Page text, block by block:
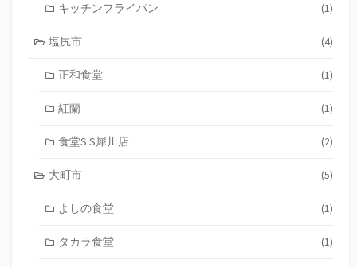
キッチンフライパン (1)
塩尻市 (4)
正和食堂 (1)
紅蘭 (1)
食堂S.S犀川店 (2)
大町市 (5)
よしの食堂 (1)
タカラ食堂 (1)